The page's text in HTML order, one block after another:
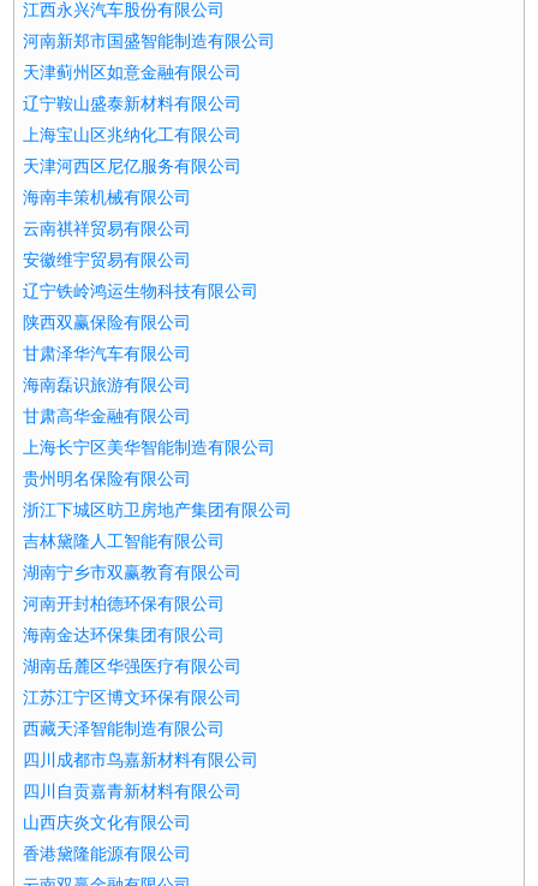
江西永兴汽车股份有限公司
河南新郑市国盛智能制造有限公司
天津蓟州区如意金融有限公司
辽宁鞍山盛泰新材料有限公司
上海宝山区兆纳化工有限公司
天津河西区尼亿服务有限公司
海南丰策机械有限公司
云南祺祥贸易有限公司
安徽维宇贸易有限公司
辽宁铁岭鸿运生物科技有限公司
陕西双赢保险有限公司
甘肃泽华汽车有限公司
海南磊识旅游有限公司
甘肃高华金融有限公司
上海长宁区美华智能制造有限公司
贵州明名保险有限公司
浙江下城区昉卫房地产集团有限公司
吉林黛隆人工智能有限公司
湖南宁乡市双赢教育有限公司
河南开封柏德环保有限公司
海南金达环保集团有限公司
湖南岳麓区华强医疗有限公司
江苏江宁区博文环保有限公司
西藏天泽智能制造有限公司
四川成都市鸟嘉新材料有限公司
四川自贡嘉青新材料有限公司
山西庆炎文化有限公司
香港黛隆能源有限公司